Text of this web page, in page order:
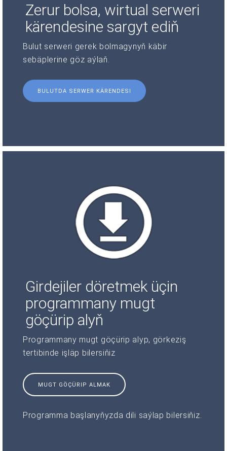
Zerur bolsa, wirtual serweri
kärendesine sargyt ediň
Bulut serweri gerek bolmagynyň käbir
sebäplerine göz aýlaň.
BULUTDA SERWER KÄRENDESI
Girdejiler döretmek üçin
programmany mugt
göçürip alyň
Programmany mugt göçürip alyp, görkeziş
tertibinde işläp bilersiňiz
MUGT GÖÇÜRIP ALMAK
Programma başlanyňyzda dili saýlap bilersiňiz.